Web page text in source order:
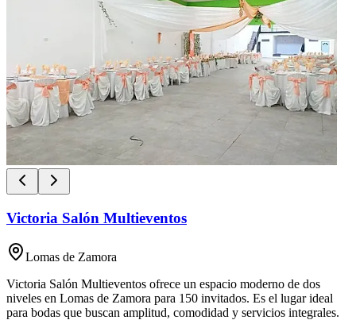
Victoria Salón Multieventos
Lomas de Zamora
Victoria Salón Multieventos ofrece un espacio moderno de dos
niveles en Lomas de Zamora para 150 invitados. Es el lugar ideal
para bodas que buscan amplitud, comodidad y servicios integrales.